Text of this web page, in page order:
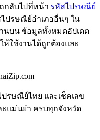
กลับไปที่หน้า รหัสไปรษณีย์
ปรษณีย์อำเภออื่นๆ ใน
นบน ข้อมูลทั้งหมดอัปเดต
ห้ใช้งานได้ถูกต้องและ
รษณีย์ไทย และเช็คเลข
ะแม่นยำ ครบทุกจังหวัด